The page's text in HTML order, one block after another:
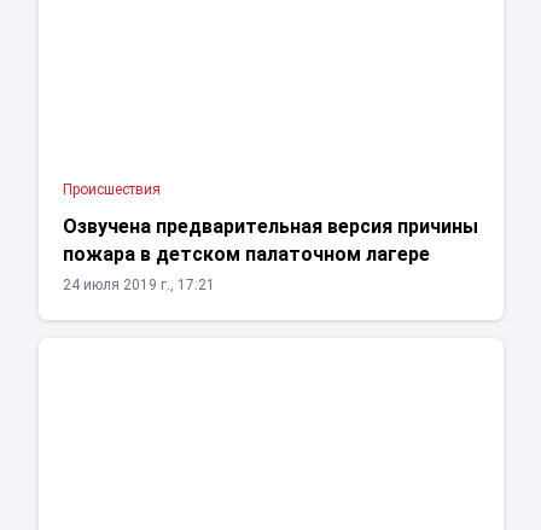
Проиcшествия
Озвучена предварительная версия причины
пожара в детском палаточном лагере
24 июля 2019 г., 17:21